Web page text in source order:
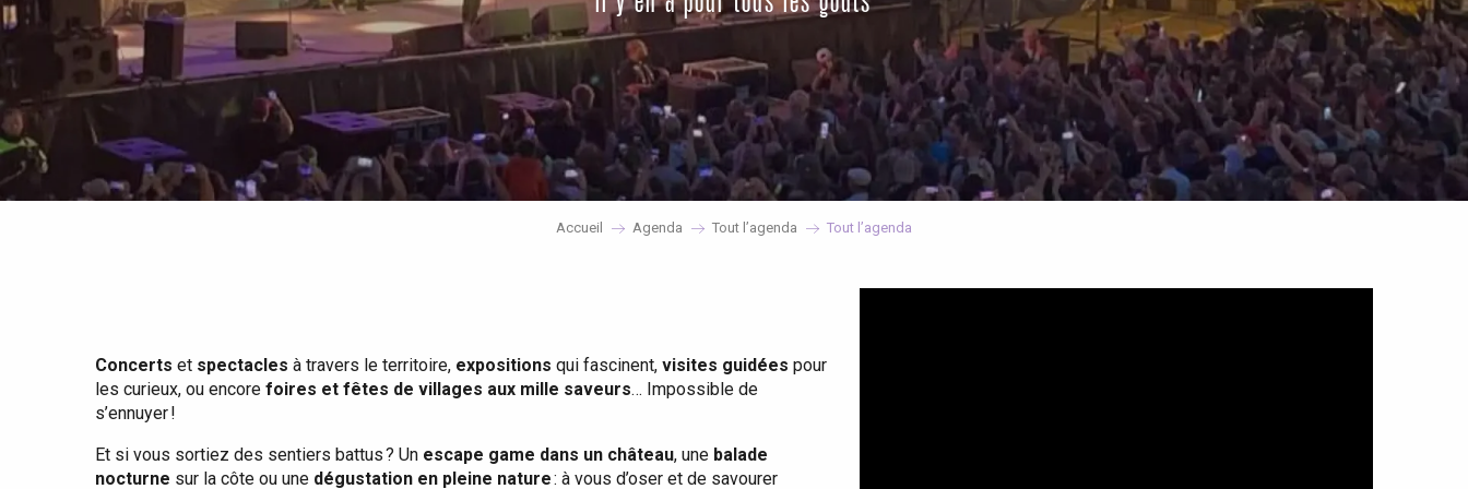
Tout l'agenda
Eté
Quand il pleut
Avec les enfants
Entre amis
Lieux branchés
Meilleurs brunch
Restaurants avec vue
Séjours en bord de
mer
Séjours en train
Accueil Agenda Tout l’agenda Tout l’agenda
Concerts et spectacles à travers le territoire, expositions qui fascinent, visites guidées pour
les curieux, ou encore foires et fêtes de villages aux mille saveurs… Impossible de
s’ennuyer !
Et si vous sortiez des sentiers battus ? Un escape game dans un château, une balade
nocturne sur la côte ou une dégustation en pleine nature: à vous d’oser et de savourer